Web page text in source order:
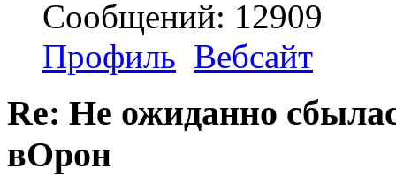
Сообщений: 12909
Профиль Вебсайт
Re: Не ожиданно
вОрон